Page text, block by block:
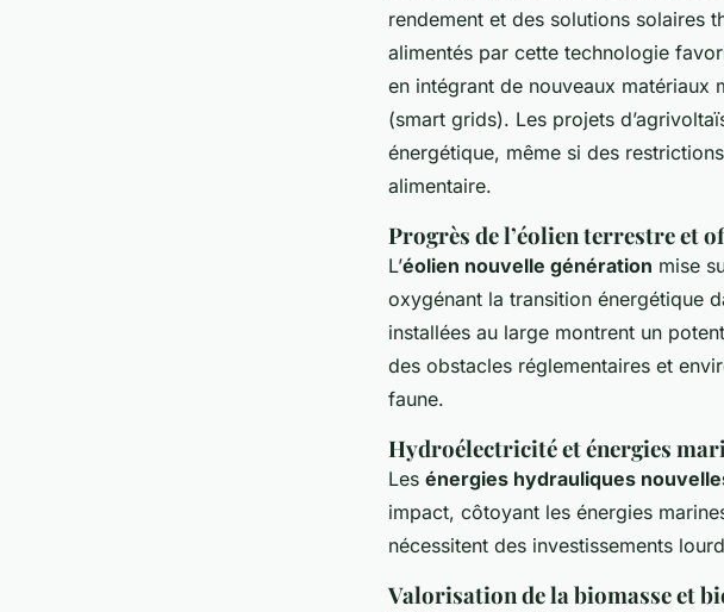
rendement et des solutions solaires
alimentés par cette technologie
en intégrant de nouveaux matériaux
(smart grids). Les projets
énergétique, même si des
alimentaire.
Progrès de l’éolien terrestre et
L’éolien nouvelle génération mise
oxygénant la transition énergétique
installées au large montrent un
des obstacles réglementaires et
faune.
Hydroélectricité et énergies
Les énergies hydrauliques
impact, côtoyant les énergies
nécessitent des investissements
Valorisation de la biomasse et